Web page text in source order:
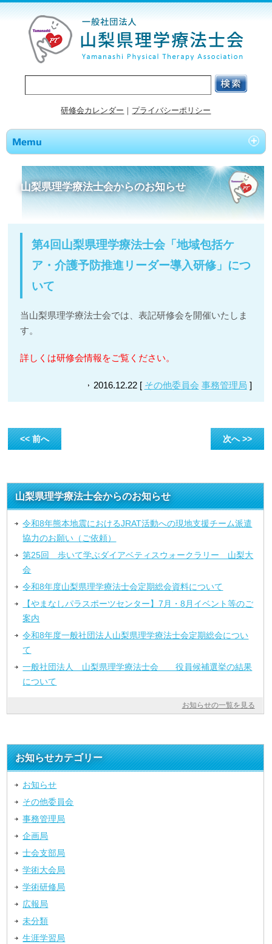
研修会カレンダー ｜ プライバシーポリシー
山梨県理学療法士会からのお知らせ
第4回山梨県理学療法士会「地域包括ケ
ア・介護予防推進リーダー導入研修」につ
いて
当山梨県理学療法士会では、表記研修会を開催いたしま
す。
詳しくは研修会情報をご覧ください。
2016.12.22 [ その他委員会 事務管理局 ]
<< 前へ 次へ >>
山梨県理学療法士会からのお知らせ
令和8年熊本地震におけるJRAT活動への現地支援チーム派遣
協力のお願い（ご依頼）
第25回 歩いて学ぶダイアベティスウォークラリー 山梨大
会
令和8年度山梨県理学療法士会定期総会資料について
【やまなしパラスポーツセンター】7月・8月イベント等のご
案内
令和8年度一般社団法人山梨県理学療法士会定期総会につい
て
一般社団法人 山梨県理学療法士会 役員候補選挙の結果
について
お知らせの一覧を見る
お知らせカテゴリー
お知らせ
その他委員会
事務管理局
企画局
士会支部局
学術大会局
学術研修局
広報局
未分類
生涯学習局